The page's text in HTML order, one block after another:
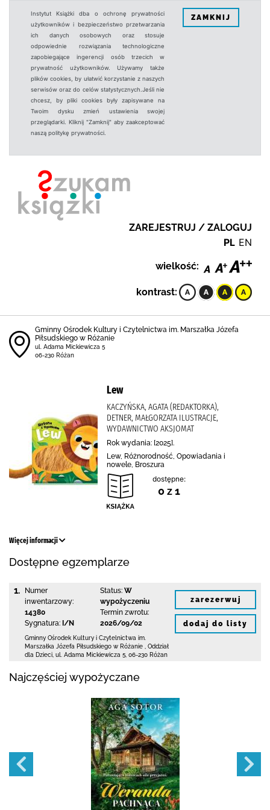
Instytut Książki dba o ochronę prywatności
użytkowników i bezpieczeństwo przetwarzania
ich danych osobowych oraz stosuje
odpowiednie rozwiązania technologiczne
zapobiegające ingerencji osób trzecich w
prywatność użytkowników. Używamy także
plików cookies, by ułatwić korzystanie z naszych
serwisów oraz do celów statystycznych.Jeśli nie
chcesz, by pliki cookies były zapisywane na
Twoim dysku zmień ustawienia swojej
przeglądarki. Kliknij "Zamknij" aby zaakceptować
naszą politykę prywatności.
ZAMKNIJ
ZAREJESTRUJ / ZALOGUJ
PL EN
wielkość:
kontrast:
Gminny Ośrodek Kultury i Czytelnictwa im. Marszałka Józefa
Piłsudskiego w Różanie
ul. Adama Mickiewicza 5
06-230 Różan
Lew
KACZYŃSKA, AGATA (REDAKTORKA),
DETNER, MAŁGORZATA ILUSTRACJE,
WYDAWNICTWO AKSJOMAT
Rok wydania: [2025].
Lew, Różnorodność, Opowiadania i
nowele, Broszura
dostępne:
0 z 1
Więcej informacji
Dostępne egzemplarze
1.
Numer
inwentarzowy:
14380
Sygnatura: I/N
Status: W
wypożyczeniu
Termin zwrotu:
2026/09/02
Gminny Ośrodek Kultury i Czytelnictwa im.
Marszałka Józefa Piłsudskiego w Różanie
Oddział
dla Dzieci, ul. Adama Mickiewicza 5 06-230 Różan
zarezerwuj
dodaj do listy
Najczęściej wypożyczane